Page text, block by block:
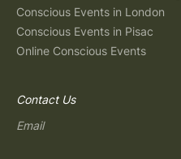
Conscious Events in London
Conscious Events in Pisac
Online Conscious Events
Contact Us
Email